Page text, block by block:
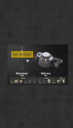
Set-Artikel